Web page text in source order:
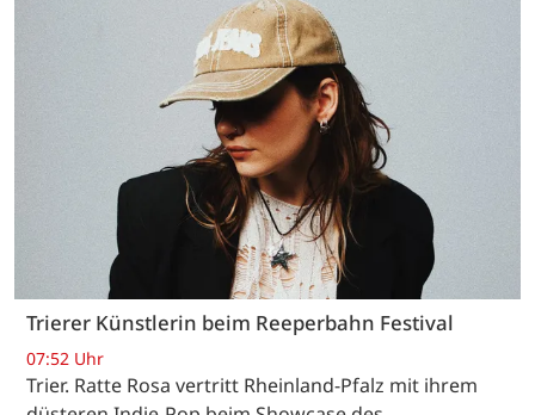
Trierer Künstlerin beim Reeperbahn Festival
07:52 Uhr
Trier. Ratte Rosa vertritt Rheinland-Pfalz mit ihrem